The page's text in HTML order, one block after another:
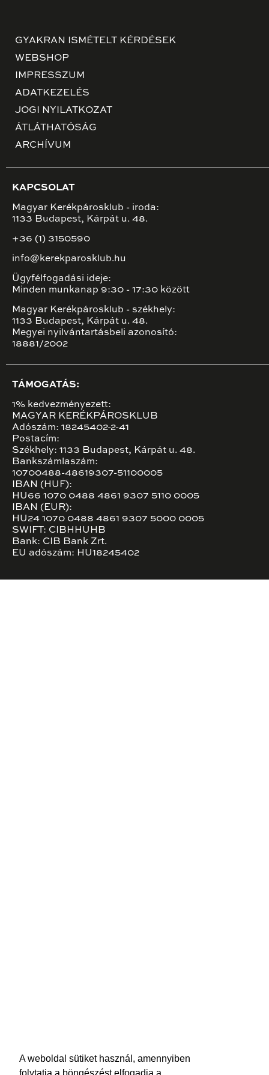
A weboldal sütiket használ, amennyiben
folytatja a böngészést elfogadja a
GYAKRAN ISMÉTELT KÉRDÉSEK
WEBSHOP
IMPRESSZUM
ADATKEZELÉS
JOGI NYILATKOZAT
ÁTLÁTHATÓSÁG
ARCHÍVUM
KAPCSOLAT
Magyar Kerékpárosklub - iroda:
1133 Budapest, Kárpát u. 48.
+36 (1) 3150590
info@kerekparosklub.hu
Ügyfélfogadási ideje:
Minden munkanap 9:30 - 17:30 között
Magyar Kerékpárosklub - székhely:
1133 Budapest, Kárpát u. 48.
Megyei nyilvántartásbeli azonosító:
18881/2002
TÁMOGATÁS:
1% kedvezményezett:
MAGYAR KERÉKPÁROSKLUB
Adószám: 18245402-2-41
Postacím:
Székhely: 1133 Budapest, Kárpát u. 48.
Bankszámlaszám:
10700488-48619307-51100005
IBAN (HUF):
HU66 1070 0488 4861 9307 5110 0005
IBAN (EUR):
HU24 1070 0488 4861 9307 5000 0005
SWIFT: CIBHHUHB
Bank: CIB Bank Zrt.
EU adószám: HU18245402